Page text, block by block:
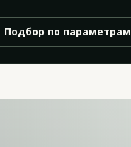
Подбор по параметрам